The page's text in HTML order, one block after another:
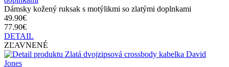
Dámsky kožený ruksak s motýlikmi so zlatými doplnkami
49.90€
77.90€
DETAIL
ZĽAVNENÉ